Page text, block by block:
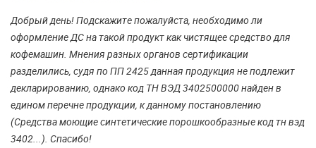
Добрый день! Подскажите пожалуйста, необходимо ли
оформление ДС на такой продукт как чистящее средство для
кофемашин. Мнения разных органов сертификации
разделились, судя по ПП 2425 данная продукция не подлежит
декларированию, однако код ТН ВЭД 3402500000 найден в
едином перечне продукции, к данному постановлению
(Средства моющие синтетические порошкообразные код тн вэд
3402...). Спасибо!